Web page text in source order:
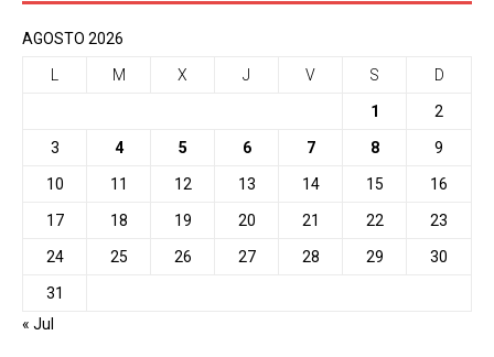
AGOSTO 2026
M X J V S D
1 2
3 4 5 6 7 8 9
10 11 12 13 14 15 16
17 18 19 20 21 22 23
24 25 26 27 28 29 30
31
« Jul